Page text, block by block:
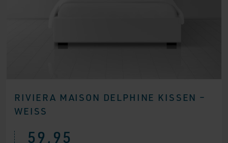
RIVIERA MAISON DELPHINE KISSEN –
WEISS
59,95